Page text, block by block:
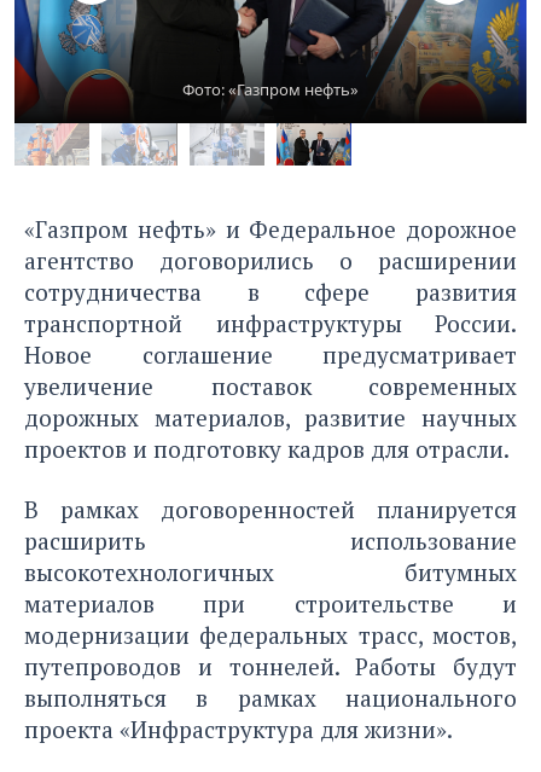
Фото: «Газпром нефть»
«Газпром нефть» и Федеральное дорожное
агентство договорились о расширении
сотрудничества в сфере развития
транспортной инфраструктуры России.
Новое соглашение предусматривает
увеличение поставок современных
дорожных материалов, развитие научных
проектов и подготовку кадров для отрасли.
В рамках договоренностей планируется
расширить использование
высокотехнологичных битумных
материалов при строительстве и
модернизации федеральных трасс, мостов,
путепроводов и тоннелей. Работы будут
выполняться в рамках национального
проекта «Инфраструктура для жизни».